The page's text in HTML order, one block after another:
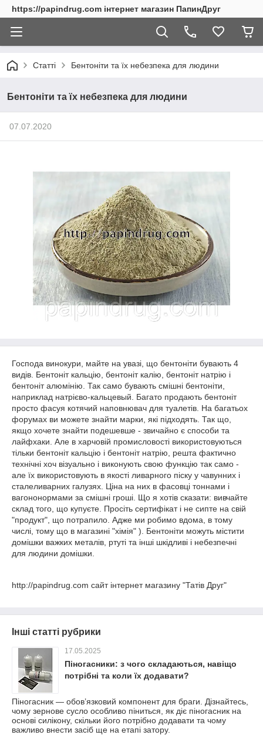
https://papindrug.com інтернет магазин ПапинДруг
Статті Бентоніти та їх небезпека для людини
Бентоніти та їх небезпека для людини
07.07.2020
Господа винокури, майте на увазі, що бентоніти бувають 4
видів. Бентоніт кальцію, бентоніт калію, бентоніт натрію і
бентоніт алюмінію. Так само бувають смішні бентоніти,
наприклад натрієво-кальцевый. Багато продають бентоніт
просто фасуя котячий наповнювач для туалетів. На багатьох
форумах ви можете знайти марки, які підходять. Так що,
якщо хочете знайти подешевше - звичайно є способи та
лайфхаки. Але в харчовій промисловості використовуються
тільки бентоніт кальцію і бентоніт натрію, решта фактично
технічні хоч візуально і виконують свою функцію так само -
але їх використовують в якості ливарного піску у чавунних і
сталеливарних галузях. Ціна на них в фасовці тоннами і
вагононормами за смішні гроші. Що я хотів сказати: вивчайте
склад того, що купуєте. Просіть сертифікат і не сипте на свій
"продукт", що потрапило. Адже ми робимо вдома, в тому
числі, тому що в магазині "хімія" ). Бентоніти можуть містити
домішки важких металів, ртуті та інші шкідливі і небезпечні
для людини домішки.
http://papindrug.com сайт інтернет магазину "Татів Друг"
Інші статті рубрики
17.05.2025
Піногасники: з чого складаються, навіщо
потрібні та коли їх додавати?
Піногасник — обов’язковий компонент для браги. Дізнайтесь,
чому зернове сусло особливо піниться, як діє піногасник на
основі силікону, скільки його потрібно додавати та чому
важливо внести засіб ще на етапі затору.